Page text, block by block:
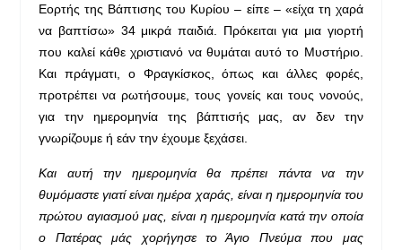
Εορτής της Βάπτισης του Κυρίου – είπε – «είχα τη χαρά
να βαπτίσω» 34 μικρά παιδιά. Πρόκειται για μια γιορτή
που καλεί κάθε χριστιανό να θυμάται αυτό το Μυστήριο.
Και πράγματι, ο Φραγκίσκος, όπως και άλλες φορές,
προτρέπει να ρωτήσουμε, τους γονείς και τους νονούς,
για την ημερομηνία της βάπτισής μας, αν δεν την
γνωρίζουμε ή εάν την έχουμε ξεχάσει.
Και αυτή την ημερομηνία θα πρέπει πάντα να την
θυμόμαστε γιατί είναι ημέρα χαράς, είναι η ημερομηνία του
πρώτου αγιασμού μας, είναι η ημερομηνία κατά την οποία
ο Πατέρας μάς χορήγησε το Άγιο Πνεύμα που μας